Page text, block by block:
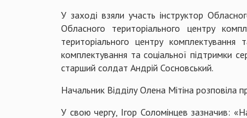
У заході взяли участь інструктор
Обласного територіального центру
територіального центру
комплектування та соціальної підтримки
старший солдат Андрій Сосновський.
Начальник Відділу Олена Мітіна розповіла
У свою чергу, Ігор Соломінцев зазначив: